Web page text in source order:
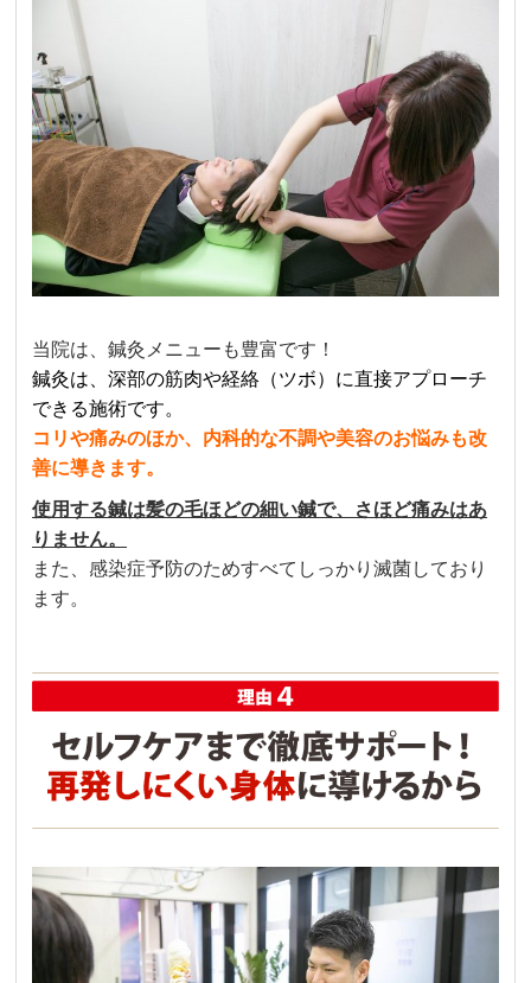
当院は、鍼灸メニューも豊富です！
鍼灸は、深部の筋肉や経絡（ツボ）に直接アプローチ
できる施術です。
コリや痛みのほか、内科的な不調や美容のお悩みも改
善に導きます。
使用する鍼は髪の毛ほどの細い鍼で、さほど痛みはあ
りません。
また、感染症予防のためすべてしっかり滅菌しており
ます。